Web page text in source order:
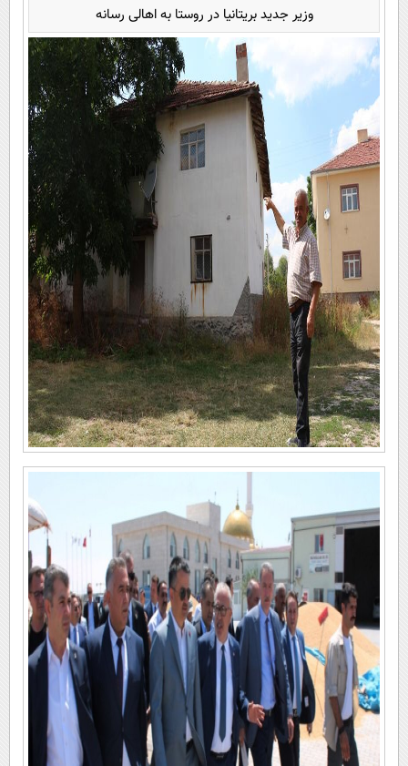
وزیر جدید بریتانیا در روستا به اهالی رسانه